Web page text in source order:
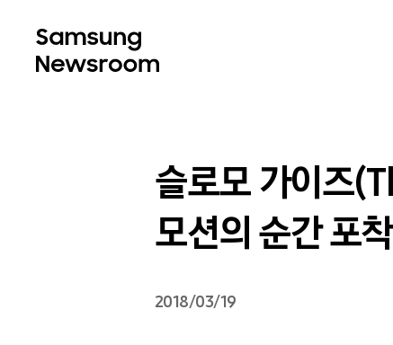
슬로모 가이즈
모션의 순간 포
2018/03/19